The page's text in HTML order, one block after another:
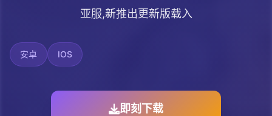
亚服,新推出更新版载入
安卓 IOS
即刻下载